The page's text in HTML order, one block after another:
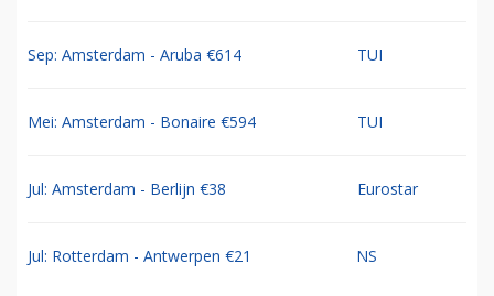
Sep: Amsterdam - Aruba €614 TUI
Mei: Amsterdam - Bonaire €594 TUI
Jul: Amsterdam - Berlijn €38 Eurostar
Jul: Rotterdam - Antwerpen €21 NS